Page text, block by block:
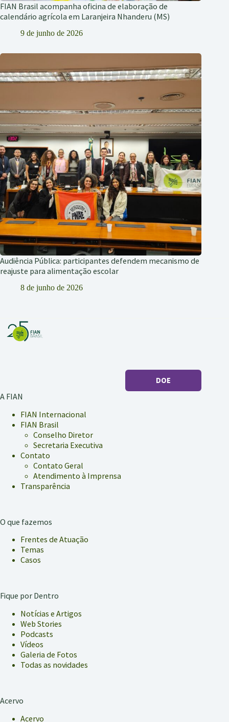
FIAN Brasil acompanha oficina de elaboração de
calendário agrícola em Laranjeira Nhanderu (MS)
9 de junho de 2026
Audiência Pública: participantes defendem mecanismo de
reajuste para alimentação escolar
8 de junho de 2026
DOE
A FIAN
FIAN Internacional
FIAN Brasil
Conselho Diretor
Secretaria Executiva
Contato
Contato Geral
Atendimento à Imprensa
Transparência
O que fazemos
Frentes de Atuação
Temas
Casos
Fique por Dentro
Notícias e Artigos
Web Stories
Podcasts
Vídeos
Galeria de Fotos
Todas as novidades
Acervo
Acervo